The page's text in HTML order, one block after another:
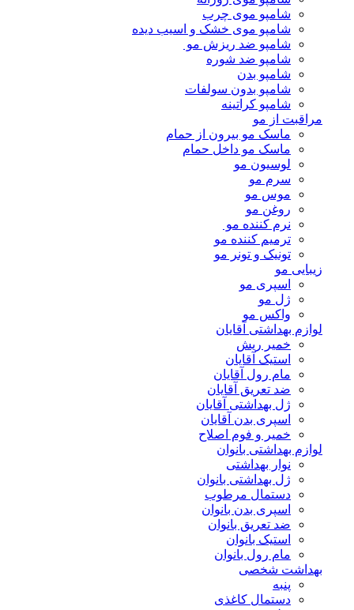
شامپو موی چرب
شامپو موی خشک و اسیب دیده
شامپو ضد ریزش مو
شامپو ضد شوره
شامپو بدن
شامپو بدون سولفات
شامپو کراتینه
مراقبت از مو
ماسک مو بیرون از حمام
ماسک مو داخل حمام
لوسیون مو
سرم مو
موس مو
روغن مو
نرم کننده مو
ترمیم کننده مو
تونیک و تونر مو
زیبایی مو
اسپری مو
ژل مو
واکس مو
لوازم بهداشتی آقایان
خمیر ریش
استیک آقایان
مام رول آقایان
ضد تعریق آقایان
ژل بهداشتی آقایان
اسپری بدن آقایان
خمیر و فوم اصلاح
لوازم بهداشتی بانوان
نوار بهداشتی
ژل بهداشتی بانوان
دستمال مرطوب
اسپری بدن بانوان
ضد تعریق بانوان
استیک بانوان
مام رول بانوان
بهداشت شخصی
پنبه
دستمال کاغذی